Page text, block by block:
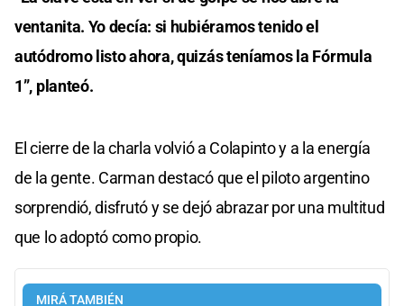
ventanita. Yo decía: si hubiéramos tenido el
autódromo listo ahora, quizás teníamos la Fórmula
1”, planteó.
El cierre de la charla volvió a Colapinto y a la energía
de la gente. Carman destacó que el piloto argentino
sorprendió, disfrutó y se dejó abrazar por una multitud
que lo adoptó como propio.
MIRÁ TAMBIÉN